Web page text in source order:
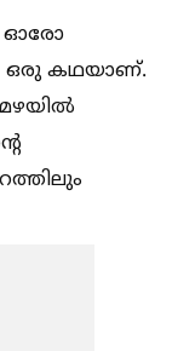
ഓരോ
ഒരു കഥയാണ്.